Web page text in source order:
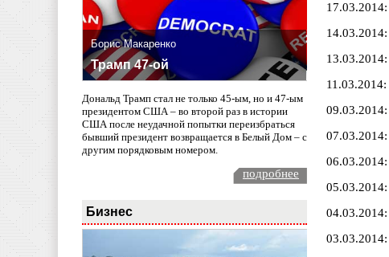
Борис Макаренко
Трамп 47-ой
Дональд Трамп стал не только 45-ым, но и 47-ым
президентом США – во второй раз в истории
США после неудачной попытки переизбраться
бывший президент возвращается в Белый Дом – с
другим порядковым номером.
подробнее
Бизнес
17.03.2014:
14.03.2014:
13.03.2014:
11.03.2014:
09.03.2014:
07.03.2014:
06.03.2014:
05.03.2014:
04.03.2014:
03.03.2014: